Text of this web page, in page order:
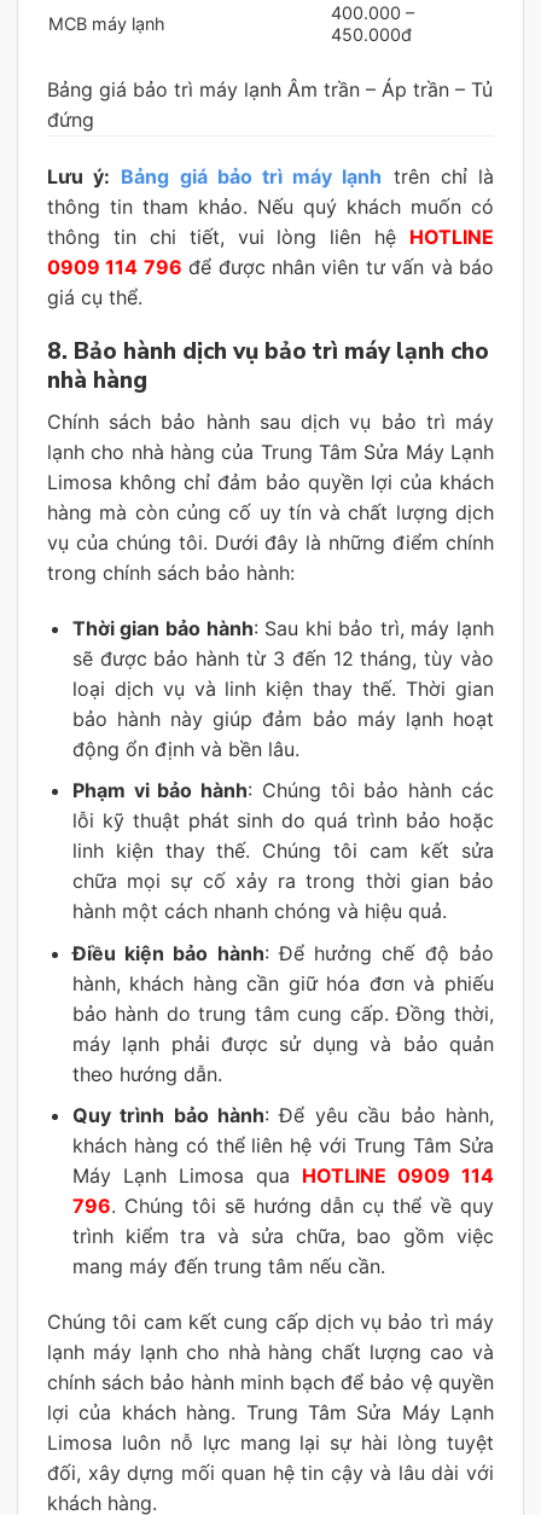
MCB máy lạnh
400.000 –
450.000đ
Bảng giá bảo trì máy lạnh Âm trần – Áp trần – Tủ
đứng
Lưu ý: Bảng giá bảo trì máy lạnh trên chỉ là
thông tin tham khảo. Nếu quý khách muốn có
thông tin chi tiết, vui lòng liên hệ HOTLINE
0909 114 796 để được nhân viên tư vấn và báo
giá cụ thể.
8. Bảo hành dịch vụ bảo trì máy lạnh cho
nhà hàng
Chính sách bảo hành sau dịch vụ bảo trì máy
lạnh cho nhà hàng của Trung Tâm Sửa Máy Lạnh
Limosa không chỉ đảm bảo quyền lợi của khách
hàng mà còn củng cố uy tín và chất lượng dịch
vụ của chúng tôi. Dưới đây là những điểm chính
trong chính sách bảo hành:
Thời gian bảo hành: Sau khi bảo trì, máy lạnh
sẽ được bảo hành từ 3 đến 12 tháng, tùy vào
loại dịch vụ và linh kiện thay thế. Thời gian
bảo hành này giúp đảm bảo máy lạnh hoạt
động ổn định và bền lâu.
Phạm vi bảo hành: Chúng tôi bảo hành các
lỗi kỹ thuật phát sinh do quá trình bảo hoặc
linh kiện thay thế. Chúng tôi cam kết sửa
chữa mọi sự cố xảy ra trong thời gian bảo
hành một cách nhanh chóng và hiệu quả.
Điều kiện bảo hành: Để hưởng chế độ bảo
hành, khách hàng cần giữ hóa đơn và phiếu
bảo hành do trung tâm cung cấp. Đồng thời,
máy lạnh phải được sử dụng và bảo quản
theo hướng dẫn.
Quy trình bảo hành: Để yêu cầu bảo hành,
khách hàng có thể liên hệ với Trung Tâm Sửa
Máy Lạnh Limosa qua HOTLINE 0909 114
796. Chúng tôi sẽ hướng dẫn cụ thể về quy
trình kiểm tra và sửa chữa, bao gồm việc
mang máy đến trung tâm nếu cần.
Chúng tôi cam kết cung cấp dịch vụ bảo trì máy
lạnh máy lạnh cho nhà hàng chất lượng cao và
chính sách bảo hành minh bạch để bảo vệ quyền
lợi của khách hàng. Trung Tâm Sửa Máy Lạnh
Limosa luôn nỗ lực mang lại sự hài lòng tuyệt
đối, xây dựng mối quan hệ tin cậy và lâu dài với
khách hàng.